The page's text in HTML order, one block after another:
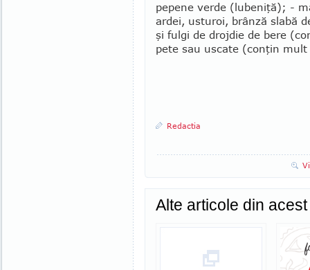
pepene verde (lu­be­niţă); -
ardei, usturoi, brânză slabă
şi fulgi de droj­die de bere
pe­te sau uscate (conţin
Redactia
Alte articole din